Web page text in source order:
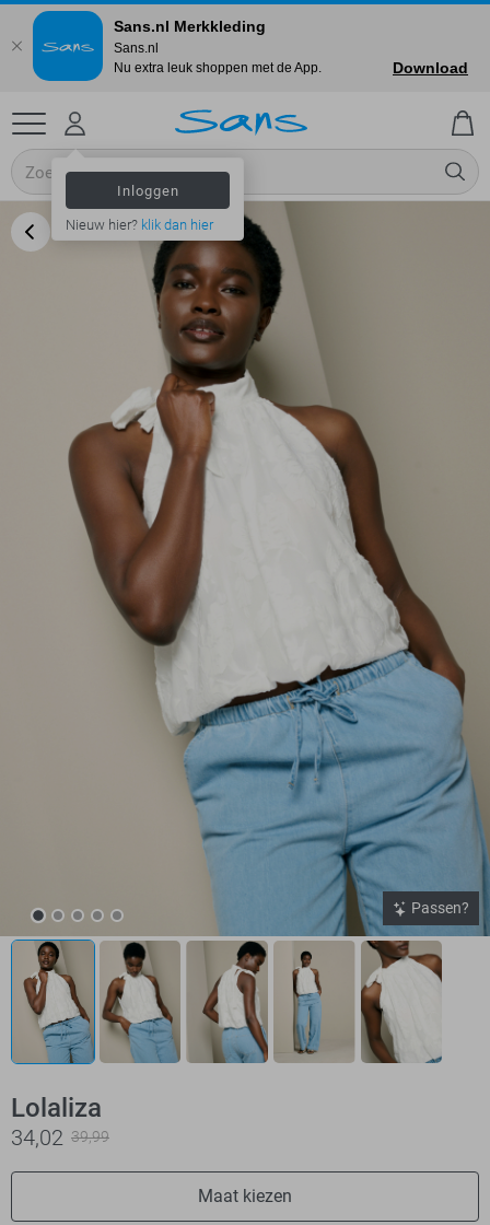
Inloggen
Nieuw hier? klik dan hier
Passen?
Lolaliza
34,02 39,99
Maat kiezen
Sans.nl Merkkleding
Sans.nl
Nu extra leuk shoppen met de App.
Download